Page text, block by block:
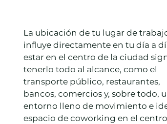
La ubicación de tu lugar de
influye directamente en tu día a
estar en el centro de la ciudad
tenerlo todo al alcance, como el
transporte público, restaurantes,
bancos, comercios y, sobre todo,
entorno lleno de movimiento e
espacio de coworking en el